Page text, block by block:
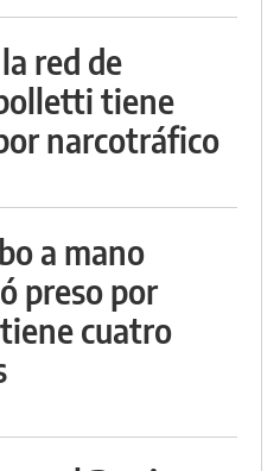
red de
tiene
narcotráfico
a mano
preso por
cuatro